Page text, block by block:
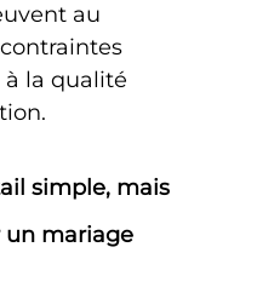
au
la qualité
simple, mais
un mariage